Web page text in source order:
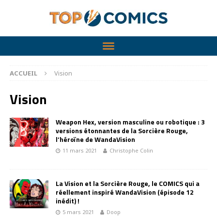
ACCUEIL Vision
Vision
Weapon Hex, version masculine ou robotique : 3
versions étonnantes de la Sorcière Rouge,
l’héroïne de WandaVision
11 mars 2021 Christophe Colin
La Vision et la Sorcière Rouge, le COMICS qui a
réellement inspiré WandaVision (épisode 12
inédit) !
5 mars 2021 Doop